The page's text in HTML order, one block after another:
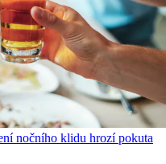
nočního klidu hrozí pokuta